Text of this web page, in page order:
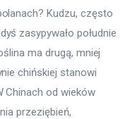
Kudzu, często
zasypywało południe
ma drugą, mniej
chińskiej stanowi
Chinach od wieków
przeziębień,